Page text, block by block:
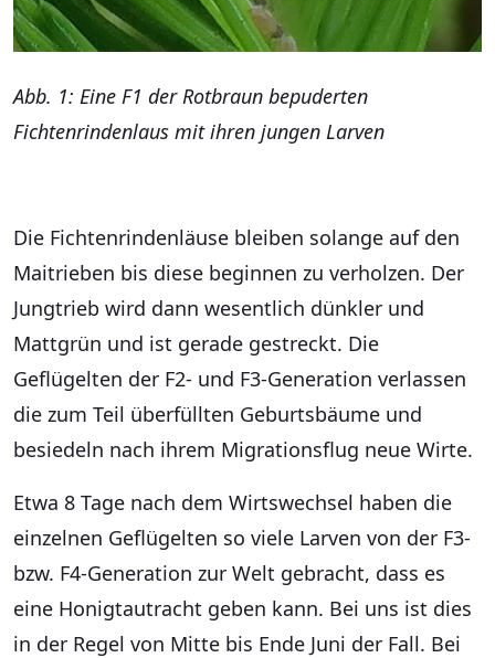
Abb. 1: Eine F1 der Rotbraun bepuderten
Fichtenrindenlaus mit ihren jungen Larven
Die Fichtenrindenläuse bleiben solange auf den
Maitrieben bis diese beginnen zu verholzen. Der
Jungtrieb wird dann wesentlich dünkler und
Mattgrün und ist gerade gestreckt. Die
Geflügelten der F2- und F3-Generation verlassen
die zum Teil überfüllten Geburtsbäume und
besiedeln nach ihrem Migrationsflug neue Wirte.
Etwa 8 Tage nach dem Wirtswechsel haben die
einzelnen Geflügelten so viele Larven von der F3-
bzw. F4-Generation zur Welt gebracht, dass es
eine Honigtautracht geben kann. Bei uns ist dies
in der Regel von Mitte bis Ende Juni der Fall. Bei